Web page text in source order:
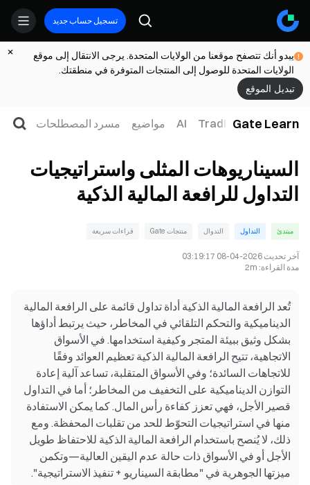
تسجيل حساب جديد
يبدو أنك تتصفح موقعنا من الولايات المتحدة. يرجى الانتقال إلى موقع
الولايات المتحدة للوصول إلى المنتجات المتوفرة في منطقتك.
تبديل الموقع
Gate Learn
ويب3 TradFi
AI مواضيع مسرد المصطلحات
السيناريوهات المثلى واستراتيجيات
التداول للرافعة المالية الذكية
مبتدئ التداول التدوال منتجات Gate قراءات سريعة
آخر تحديث2026-04-08 03:19:17
مدة القراءة:
2m
تُعد الرافعة المالية الذكية أداة تداول قائمة على الرافعة المالية
الديناميكية والتحكم التلقائي في المخاطر، حيث يرتبط أداؤها
بشكل وثيق ببيئة المتجر وكيفية استخدامها. في الأسواق
الاتجاهية، تتيح الرافعة المالية الذكية تعظيم العوائد وفقًا
للاتجاهات السائدة؛ وفي الأسواق المتقلبة، تساعد آلية إعادة
التوازن الديناميكية على التخفيف من المخاطر؛ أما في التداول
قصير الأجل، فهي تعزز كفاءة رأس المال. كما يمكن الاستفادة
منها في استراتيجيات التحوّط للحد من تقلبات المحفظة. ومع
ذلك، لا يُنصح باستخدام الرافعة المالية الذكية للاحتفاظ طويل
الأجل أو في الأسواق ذات حالة عدم اليقين العالية—وتكمن
ميزتها الجوهرية في "مطابقة السيناريو + تنفيذ الاستراتيجية".